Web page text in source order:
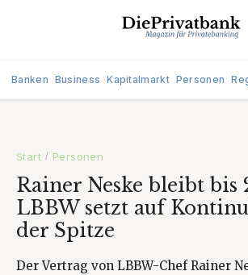
Banken Business Kapitalmarkt Personen
Start / Personen
Rainer Neske bleibt bis
LBBW setzt auf
der Spitze
Der Vertrag von LBBW-Chef Rainer